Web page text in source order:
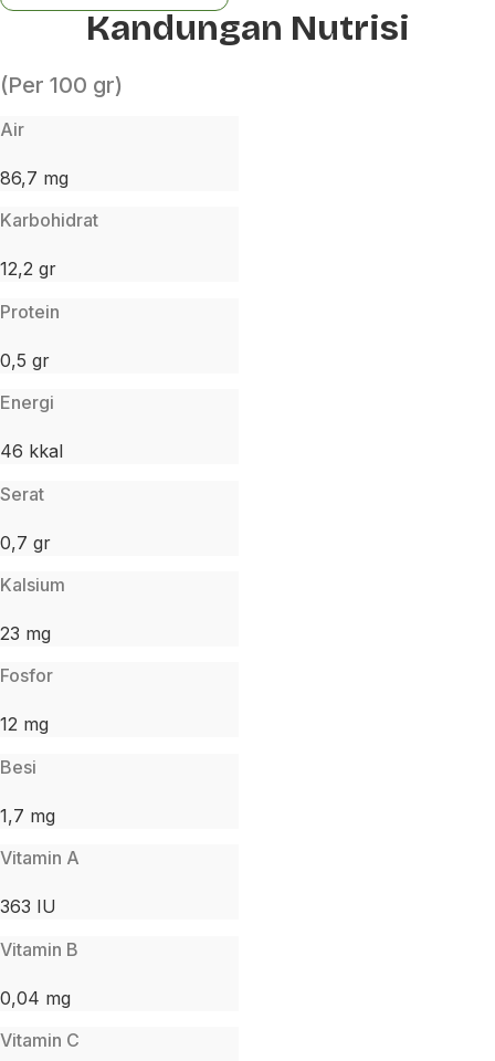
Kandungan Nutrisi
(Per 100 gr)
Air
86,7 mg
Karbohidrat
12,2 gr
Protein
0,5 gr
Energi
46 kkal
Serat
0,7 gr
Kalsium
23 mg
Fosfor
12 mg
Besi
1,7 mg
Vitamin A
363 IU
Vitamin B
0,04 mg
Vitamin C